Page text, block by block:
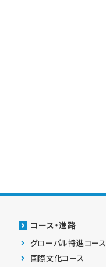
コース・進路
グローバル特進コース
国際文化コース